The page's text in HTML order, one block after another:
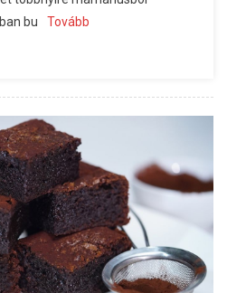
bu
Tovább